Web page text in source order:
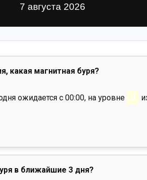
какая магнитная буря?
ожидается с 00:00, на уровне 0
в ближайшие 3 дня?